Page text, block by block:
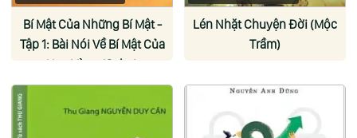
Bí Mật Của Những Bí Mật -
Tập 1: Bài Nói Về Bí Mật Của
Hoa Vàng (Osho)
Lén Nhặt Chuyện Đời (Mộc
Trầm)